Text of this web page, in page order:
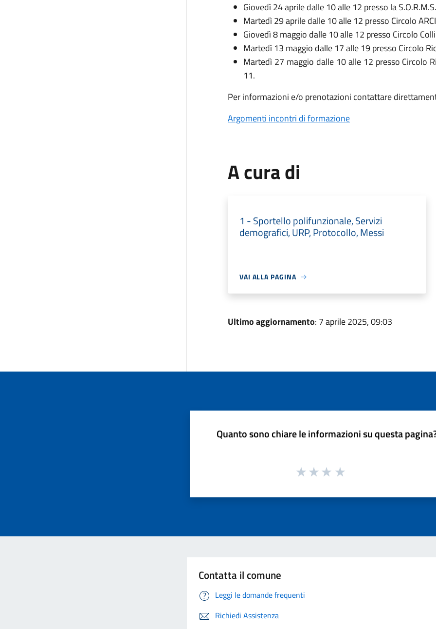
Giovedì 24 aprile dalle 10 alle 12 presso la
Martedì 29 aprile dalle 10 alle 12 presso Circolo
Giovedì 8 maggio dalle 10 alle 12 presso Circolo
Martedì 13 maggio dalle 17 alle 19 presso Circolo
Martedì 27 maggio dalle 10 alle 12 presso Circolo
11.
Per informazioni e/o prenotazioni contattare
Argomenti incontri di formazione
A cura di
1 - Sportello polifunzionale, Servizi
demografici, URP, Protocollo, Messi
VAI ALLA PAGINA
Ultimo aggiornamento: 7 aprile 2025, 09:03
Quanto sono chiare le informazioni su questa
Contatta il comune
Leggi le domande frequenti
Richiedi Assistenza